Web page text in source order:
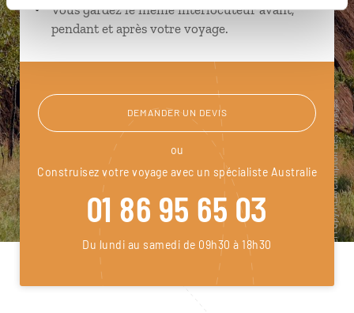
Vous gardez le même interlocuteur avant,
pendant et après votre voyage.
DEMANDER UN DEVIS
ou
Construisez votre voyage avec un spécialiste Australie
01 86 95 65 03
Du lundi au samedi de 09h30 à 18h30